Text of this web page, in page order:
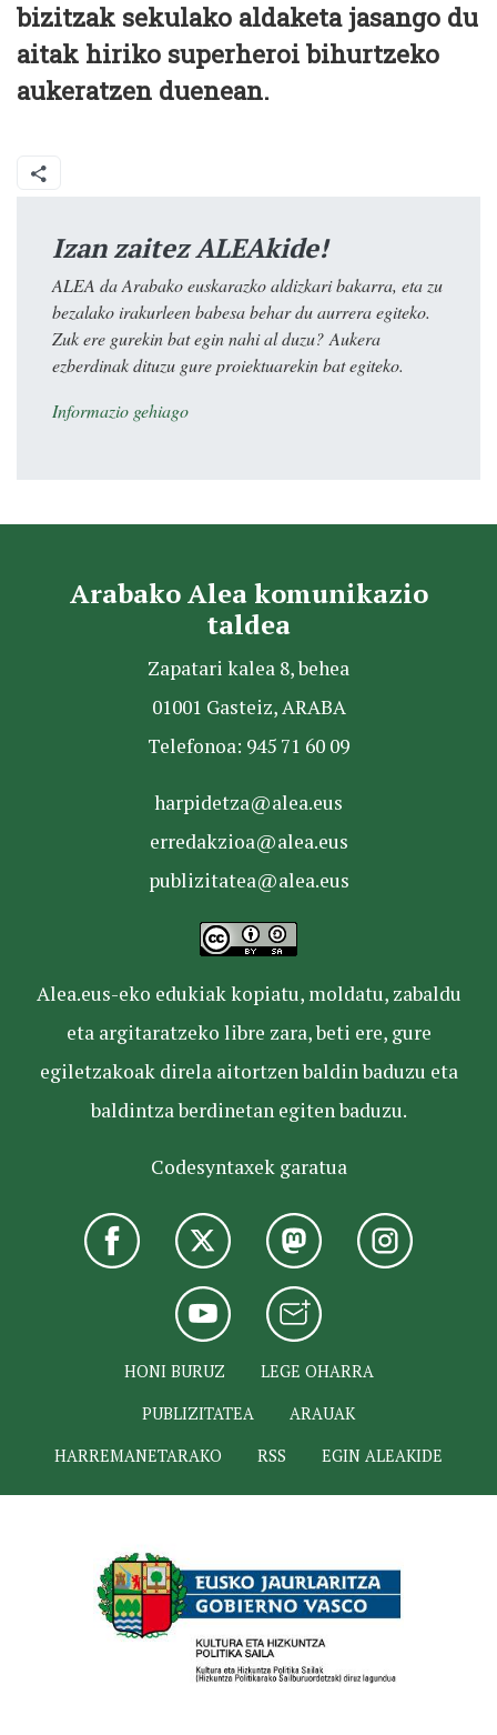
bizitzak sekulako aldaketa jasango du
aitak hiriko superheroi bihurtzeko
aukeratzen duenean.
Izan zaitez ALEAkide!
ALEA da Arabako euskarazko aldizkari bakarra, eta zu
bezalako irakurleen babesa behar du aurrera egiteko.
Zuk ere gurekin bat egin nahi al duzu? Aukera
ezberdinak dituzu gure proiektuarekin bat egiteko.
Informazio gehiago
Arabako Alea komunikazio
taldea
Zapatari kalea 8, behea
01001 Gasteiz, ARABA
Telefonoa: 945 71 60 09
harpidetza@alea.eus
erredakzioa@alea.eus
publizitatea@alea.eus
Alea.eus-eko edukiak kopiatu, moldatu, zabaldu
eta argitaratzeko libre zara, beti ere, gure
egiletzakoak direla aitortzen baldin baduzu eta
baldintza berdinetan egiten baduzu.
Codesyntaxek garatua
HONI BURUZ
LEGE OHARRA
PUBLIZITATEA
ARAUAK
HARREMANETARAKO
RSS EGIN ALEAKIDE